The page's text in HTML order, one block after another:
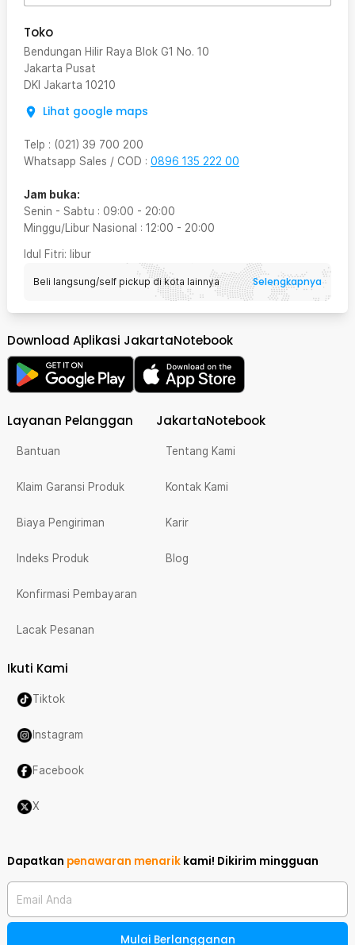
Toko
Bendungan Hilir Raya Blok G1 No. 10
Jakarta Pusat
DKI Jakarta 10210
Lihat google maps
Telp : (021) 39 700 200
Whatsapp Sales / COD : 0896 135 222 00
Jam buka:
Senin - Sabtu : 09:00 - 20:00
Minggu/Libur Nasional : 12:00 - 20:00
Idul Fitri: libur
Beli langsung/self pickup di kota lainnya Selengkapnya
Download Aplikasi JakartaNotebook
Layanan Pelanggan
Bantuan
Klaim Garansi Produk
Biaya Pengiriman
Indeks Produk
Konfirmasi Pembayaran
Lacak Pesanan
JakartaNotebook
Tentang Kami
Kontak Kami
Karir
Blog
Ikuti Kami
Tiktok
Instagram
Facebook
X
Dapatkan penawaran menarik kami! Dikirim mingguan
Email Anda
Mulai Berlangganan